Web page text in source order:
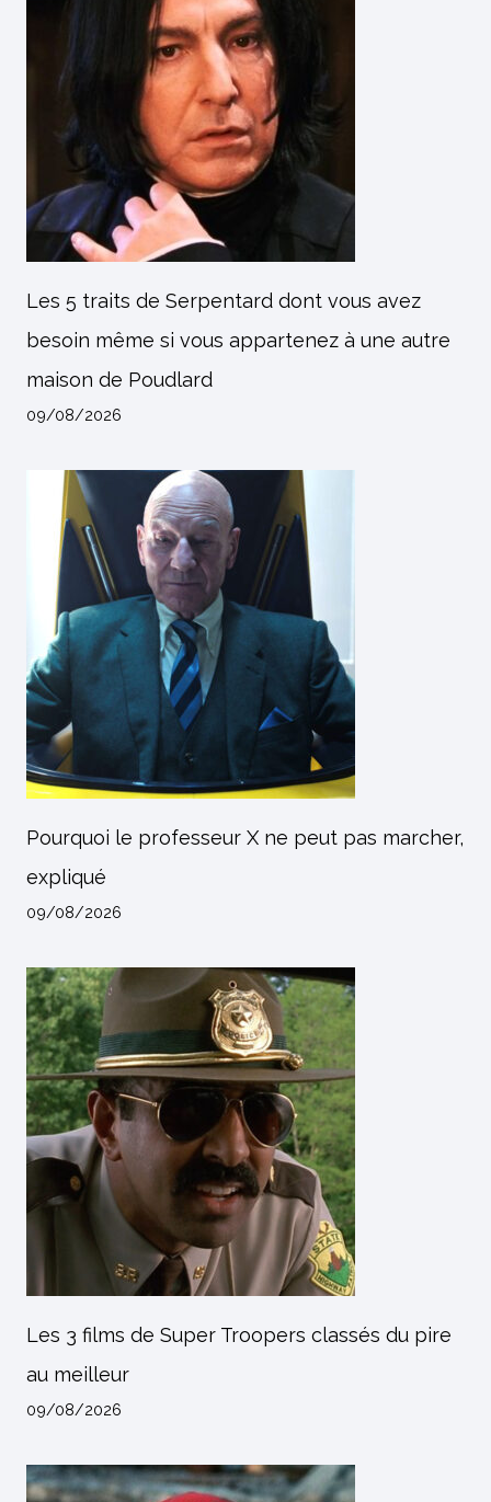
Les 5 traits de Serpentard dont vous avez
besoin même si vous appartenez à une autre
maison de Poudlard
09/08/2026
Pourquoi le professeur X ne peut pas marcher,
expliqué
09/08/2026
Les 3 films de Super Troopers classés du pire
au meilleur
09/08/2026